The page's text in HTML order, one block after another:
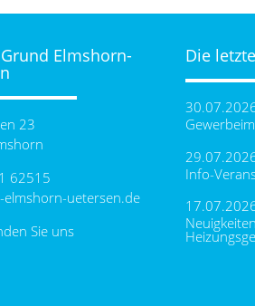
Elmshorn-
23
62515
elmshorn-uetersen.de
Sie uns
Die
Info-